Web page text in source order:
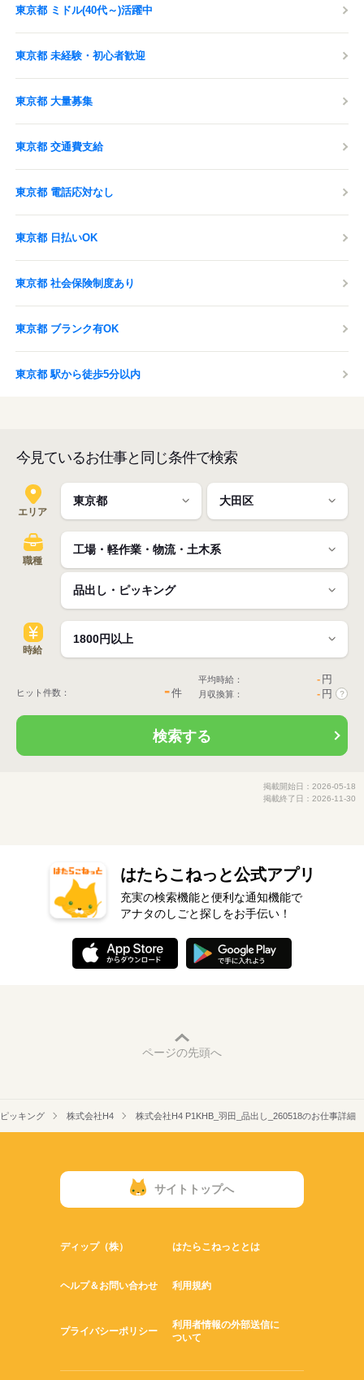
東京都 ミドル(40代～)活躍中
東京都 未経験・初心者歓迎
東京都 大量募集
東京都 交通費支給
東京都 電話応対なし
東京都 日払いOK
東京都 社会保険制度あり
東京都 ブランク有OK
東京都 駅から徒歩5分以内
今見ているお仕事と同じ条件で検索
エリア
職種
時給
ヒット件数： -件
平均時給： - 円
月収換算： - 円 ?
検索する
掲載開始日：2026-05-18
掲載終了日：2026-11-30
はたらこねっと公式アプリ
充実の検索機能と便利な通知機能で
アナタのしごと探しをお手伝い！
ページの先頭へ
ッキング 株式会社H4 株式会社H4 P1KHB_羽田_品出し_260518のお仕事詳細
サイトトップへ
ディップ（株） はたらこねっととは
ヘルプ＆お問い合わせ 利用規約
プライバシーポリシー
利用者情報の外部送信に
ついて